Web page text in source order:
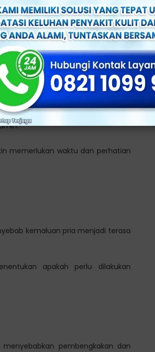
dapat membantu mencegah dan
yang kasar, kecelakaan, atau
memerlukan waktu dan perhatian
kemaluan pria menjadi terasa
apakah perlu dilakukan
pembengkakan dan